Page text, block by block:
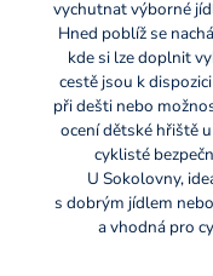
vychutnat výborné
Hned poblíž se
kde si lze doplnit
cestě jsou k
při dešti nebo
ocení dětské hřiště
cyklisté
U Sokolovny,
s dobrým jídlem
a vhodná pro